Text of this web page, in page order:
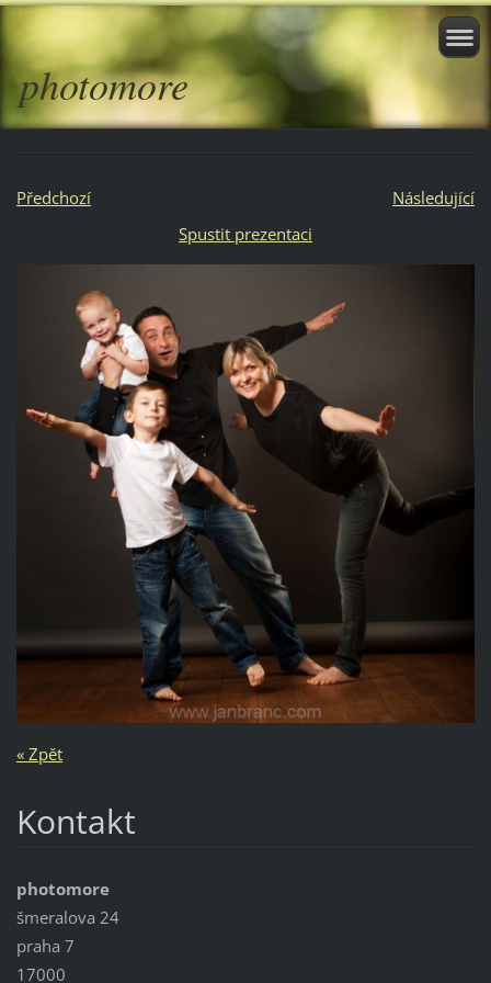
photomore
Předchozí
Následující
Spustit prezentaci
« Zpět
Kontakt
photomore
šmeralova 24
praha 7
17000